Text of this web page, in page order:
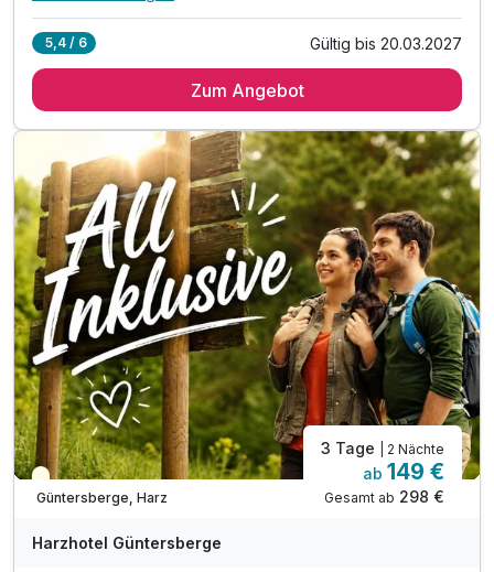
2 x reichhaltiges Schlemmer-Frühstück vom Buffet
1 x Eintritt Bodetal Therme - inkl. Sauna
1 x Saisonales Begrüßungsgetränk
1 x Bademantel & Slipper auf dem Zimmer
inkl. Fahrt mit d. Selketalbahn (Kurtaxenleistung)
inkl. romantische Zeit in unserem Hotelkino
inkl. Entspannung in unserer Sauna
inkl. 1 Getränk auf dem Zimmer
inkl. Nutzung W-LAN
5,4 / 6 Gültig bis 20.03.2027
Zum Angebot
Teilweise ausgelastet
Güntersberge, Harz
3 Tage | 2 Nächte
ab 149 €
Gesamt ab 298 €
Harzhotel Güntersberge